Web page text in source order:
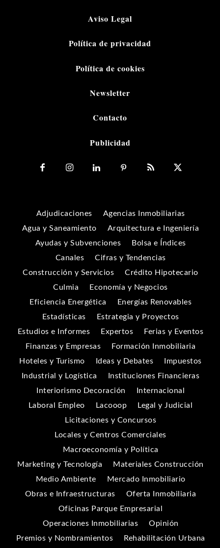
Aviso Legal
Política de privacidad
Política de cookies
Newsletter
Contacto
Publicidad
Adjudicaciones
Agencias Inmobiliarias
Agua y Saneamiento
Arquitectura e Ingeniería
Ayudas y Subvenciones
Bolsa e Índices
Canales
Cifras y Tendencias
Construcción y Servicios
Crédito Hipotecario
Culmia
Economía y Negocios
Eficiencia Energética
Energías Renovables
Estadísticas
Estrategia y Proyectos
Estudios e Informes
Expertos
Ferias y Eventos
Finanzas y Empresas
Formación Inmobiliaria
Hoteles y Turismo
Ideas y Debates
Impuestos
Industrial y Logística
Instituciones Financieras
Interiorismo Decoración
Internacional
Laboral Empleo
Lacooop
Legal y Judicial
Licitaciones y Concursos
Locales y Centros Comerciales
Macroeconomía y Política
Marketing y Tecnología
Materiales Construcción
Medio Ambiente
Mercado Inmobiliario
Obras e Infraestructuras
Oferta Inmobiliaria
Oficinas Parque Empresarial
Operaciones Inmobiliarias
Opinión
Premios y Nombramientos
Rehabilitación Urbana